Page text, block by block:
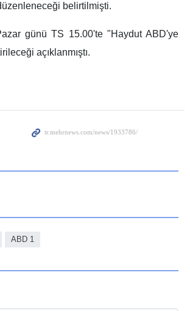
belirtilmişti.
günü TS 15.00'te "Haydut ABD'ye
açıklanmıştı.
ABD 1